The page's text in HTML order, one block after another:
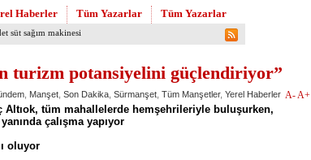
Haberler Tüm Yazarlar Tüm Yazarlar
süt sağım makinesi
turizm potansiyelini güçlendiriyor”
Manşet Son Dakika Sürmanşet Tüm Manşetler, Yerel Haberler A-A+
Altıok, tüm mahallelerde hemşehrileriyle buluşurken,
çalışma yapıyor
oluyor